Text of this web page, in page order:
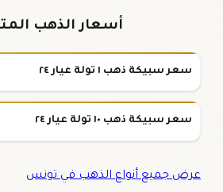
أسعار الذهب
سعر سبيكة ذهب ١ تولة عيار ٢٤
سعر سبيكة ذهب ١٠ تولة عيار ٢٤
عرض جميع أنواع الذهب في تونس